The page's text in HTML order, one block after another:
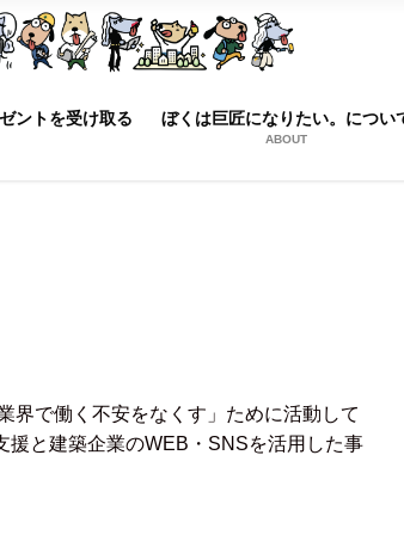
ントを受け取る ぼくは巨匠になりたい。につい
ABOUT
界で働く不安をなくす」ために活動して
援と建築企業のWEB・SNSを活用した事